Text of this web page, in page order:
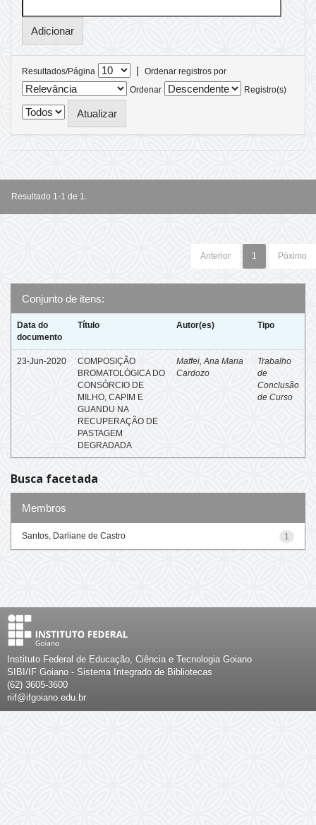
Resultados/Página |
Ordenar registros por
Ordenar
Registro(s)
Resultado 1-1 de 1.
Anterior 1 Póximo
Conjunto de itens:
Data do
documento
Título Autor(es) Tipo
23-Jun-2020
COMPOSIÇÃO
BROMATOLÓGICA DO
CONSÓRCIO DE
MILHO, CAPIM E
GUANDU NA
RECUPERAÇÃO DE
PASTAGEM
DEGRADADA
Maffei, Ana Maria
Cardozo
Trabalho
de
Conclusão
de Curso
Busca facetada
Membros
1
Santos, Darliane de Castro
Instituto Federal de Educação, Ciência e Tecnologia Goiano
SIBI/IF Goiano - Sistema Integrado de Bibliotecas
(62) 3605-3600
riif@ifgoiano.edu.br